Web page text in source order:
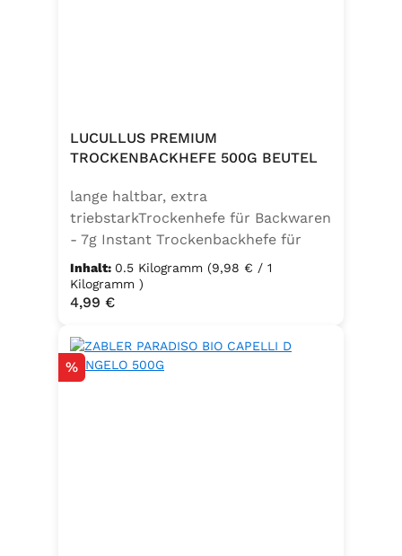
LUCULLUS PREMIUM
TROCKENBACKHEFE 500G BEUTEL
lange haltbar, extra
triebstarkTrockenhefe für Backwaren
- 7g Instant Trockenbackhefe für
500g Weizenmehl, entspricht 25g
FrischhefeZutaten: Trockenbackhefe,
Emulgator Sorbitanmonostearat
Inhalt: 0.5 Kilogramm (9,98 € / 1
Kilogramm )
Regulärer Preis:
4,99 €
Rabatt
%